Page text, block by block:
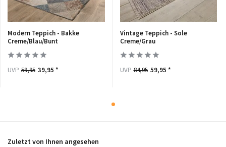
Modern Teppich - Bakke
Creme/Blau/Bunt
UVP 59,95 39,95 *
Vintage Teppich - Sole
Creme/Grau
UVP 84,95 59,95 *
Zuletzt von Ihnen angesehen